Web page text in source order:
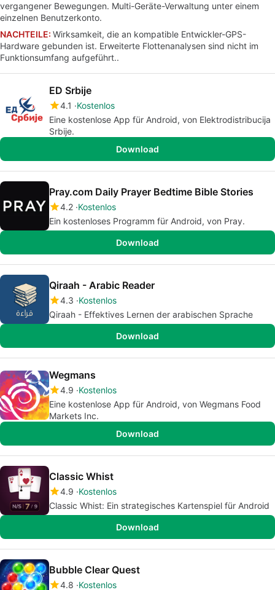
vergangener Bewegungen. Multi-Geräte-Verwaltung unter einem
einzelnen Benutzerkonto.
NACHTEILE: Wirksamkeit, die an kompatible Entwickler-GPS-
Hardware gebunden ist. Erweiterte Flottenanalysen sind nicht im
Funktionsumfang aufgeführt..
ED Srbije
4.1
Kostenlos
Eine kostenlose App für Android, von Elektrodistribucija
Srbije.
Download
Pray.com Daily Prayer Bedtime Bible Stories
4.2 Kostenlos
Ein kostenloses Programm für Android, von Pray.
Download
Qiraah - Arabic Reader
4.3 Kostenlos
Qiraah - Effektives Lernen der arabischen Sprache
Download
Wegmans
4.9 Kostenlos
Eine kostenlose App für Android, von Wegmans Food
Markets Inc.
Download
Classic Whist
4.9 Kostenlos
Classic Whist: Ein strategisches Kartenspiel für Android
Download
Bubble Clear Quest
4.8 Kostenlos